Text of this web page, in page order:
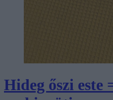
Hideg őszi este